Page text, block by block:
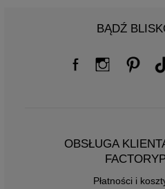
BĄDŹ
OBSŁUGA
Płatności i